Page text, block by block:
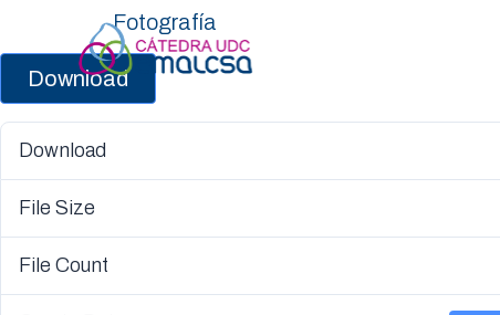
Fotografía
Download
Download
File Size
File Count